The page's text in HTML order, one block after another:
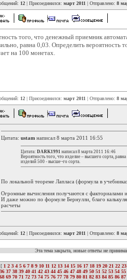
12 | Присоединился: март 2011 | Отправлено: 8
того, что денежный приемник
равна 0,03. Определить вероятность
на 100 монетах.
12 | Присоединился: март 2011 | Отправлено: 8
Цитата: ustam написал 8 марта 2011 16:55
Цитата: DARK1991 написал 8 марта 2011 16:46
Вероятность того, что изделие – высшего сорта,
изделий 500 - высше¬го сорта.
По локальной теореме Лапласа (формула в
Огромные вычисления получаются с факториалами
И даже можно по формуле Бернулли, благо
расчеты
12 | Присоединился: март 2011 | Отправлено: 8
Эта тема закрыта, новые ответы не
[ 1 2 3 4 5 6 7 8 9 10 11 12 13 14 15 16 17 18 19 20 21 22 23
36 37 38 39 40 41 42 43 44 45 46 47 48 49 50 51 52 53 54 55
68 69 70 71 72 73 74 75 76 77 78 79 80 81 82 83 84 85 86 87